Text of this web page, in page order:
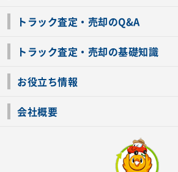
トラック査定・売却のQ&A
トラック査定・売却の基礎知識
お役立ち情報
会社概要